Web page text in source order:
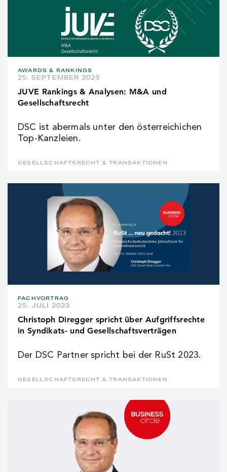
AWARDS & RANKINGS
25. SEPTEMBER 2023
JUVE Rankings & Analysen: M&A und
Gesellschaftsrecht
DSC ist abermals unter den österreichichen
Top-Kanzleien.
GESELLSCHAFTSRECHT & TRANSAKTIONEN
FACHVORTRAG
25. JULI 2023
Christoph Diregger spricht über Aufgriffsrechte
in Syndikats- und Gesellschaftsverträgen
Der DSC Partner spricht bei der RuSt 2023.
GESELLSCHAFTSRECHT & TRANSAKTIONEN